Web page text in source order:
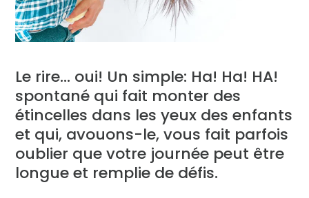
Le rire… oui! Un simple: Ha! Ha! HA!
spontané qui fait monter des
étincelles dans les yeux des enfants
et qui, avouons-le, vous fait parfois
oublier que votre journée peut être
longue et remplie de défis.